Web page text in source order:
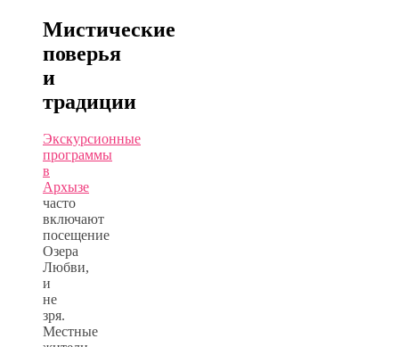
Мистические
поверья
и
традиции
Экскурсионные
программы
в
Архызе
часто
включают
посещение
Озера
Любви,
и
не
зря.
Местные